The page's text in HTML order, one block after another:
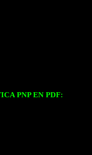
PNP EN PDF: